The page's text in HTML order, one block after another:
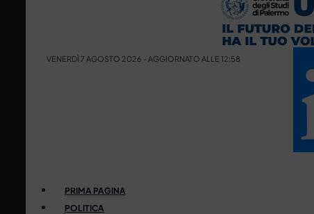
VENERDÌ 7 AGOSTO 2026 - AGGIORNATO ALLE 12:58
PRIMA PAGINA
POLITICA